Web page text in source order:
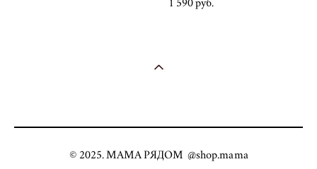
1 590 pуб.
© 2025. МАМА РЯДОМ @shop.mama